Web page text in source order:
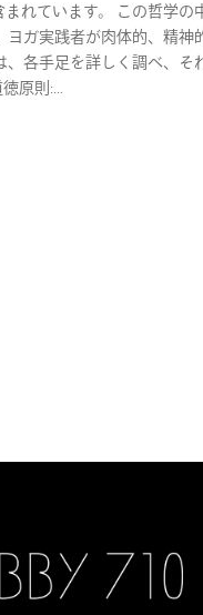
れています。 この哲学
ヨガ実践者が肉体的、精
、各手足を詳しく調べ、
原則:...